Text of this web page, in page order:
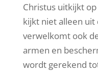
Christus uitkijkt op
kijkt niet alleen uit
verwelkomt ook
armen en
wordt gerekend